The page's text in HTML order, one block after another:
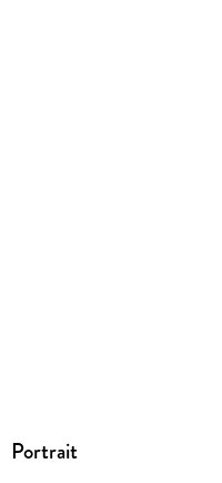
Portrait